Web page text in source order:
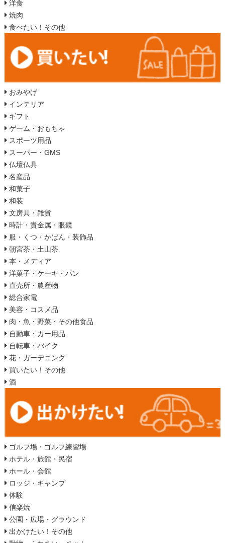
洋食
焼肉
食べたい！その他
おみやげ
インテリア
ギフト
ゲーム・おもちゃ
スポーツ用品
スーパー・GMS
仏壇仏具
名産品
和菓子
和装
文房具・雑貨
時計・貴金属・眼鏡
服・くつ・かばん・装飾品
朝宮茶・土山茶
本・メディア
洋菓子・ケーキ・パン
直売所・農産物
総合家電
美容・コスメ品
肉・魚・野菜・その他食品
自動車・カー用品
自転車・バイク
花・ガーデニング
買いたい！その他
酒
ゴルフ場・ゴルフ練習場
ホテル・旅館・民宿
ホール・会館
ロッジ・キャンプ
体験
信楽焼
公園・広場・グラウンド
出かけたい！その他